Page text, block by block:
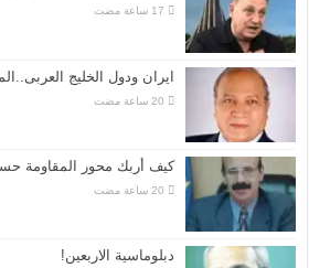
ايران ودول الخليج
كيف أربك محور المقاومة
دبلوماسية الاربعين!